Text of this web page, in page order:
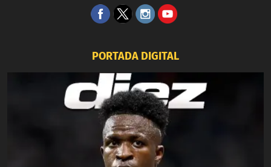
PORTADA DIGITAL